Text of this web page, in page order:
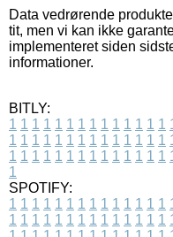
Data vedrørende
tit, men vi kan ikke
implementeret siden
informationer.
BITLY:
1 1 1 1 1 1 1 1 1 1 1 1 1 1
1 1 1 1 1 1 1 1 1 1 1 1 1 1
1 1 1 1 1 1 1 1 1 1 1 1 1 1
1
SPOTIFY:
1 1 1 1 1 1 1 1 1 1 1 1 1 1
1 1 1 1 1 1 1 1 1 1 1 1 1 1